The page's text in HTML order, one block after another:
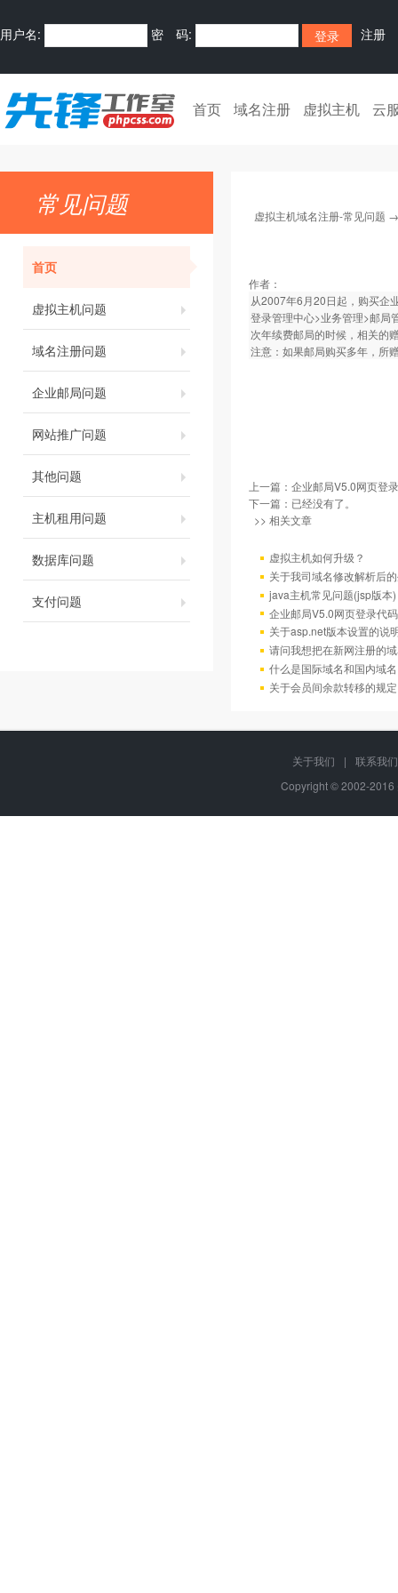
用户名: 密 码: 注册
首页 域名注册 虚拟主机 云
常见问题
首页
虚拟主机问题
域名注册问题
企业邮局问题
网站推广问题
其他问题
主机租用问题
数据库问题
支付问题
虚拟主机域名注册-常见问题
作者：
从2007年6月20日起，购买企
登录管理中心>业务管理>邮局
次年续费邮局的时候，相关的
注意：如果邮局购买多年，所
上一篇： 企业邮局V5.0网页登
下一篇：已经没有了。
>> 相关文章
虚拟主机如何升级？
关于我司域名修改解析后
java主机常见问题(jsp版本)
企业邮局V5.0网页登录代码
关于asp.net版本设置的说
请问我想把在新网注册的
什么是国际域名和国内域
关于会员间余款转移的规定
关于我们 |
联系我们
Copyright © 2002-